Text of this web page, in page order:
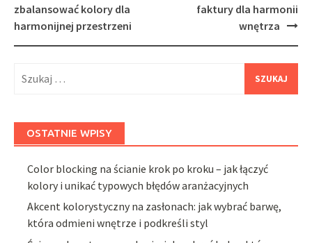
zbalansować kolory dla
harmonijnej przestrzeni
faktury dla harmonii
wnętrza
OSTATNIE WPISY
Color blocking na ścianie krok po kroku – jak łączyć
kolory i unikać typowych błędów aranżacyjnych
Akcent kolorystyczny na zasłonach: jak wybrać barwę,
która odmieni wnętrze i podkreśli styl